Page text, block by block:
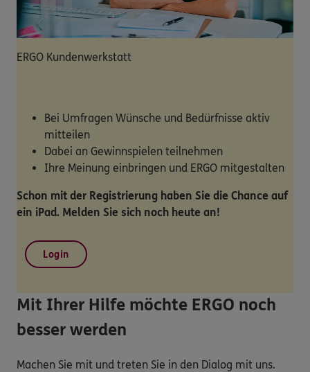
ERGO Kundenwerkstatt
Bei Umfragen Wünsche und Bedürfnisse aktiv
mitteilen
Dabei an Gewinnspielen teilnehmen
Ihre Meinung einbringen und ERGO mitgestalten
Schon mit der Registrierung haben Sie die Chance auf
ein iPad. Melden Sie sich noch heute an!
Login
Mit Ihrer Hilfe möchte ERGO noch
besser werden
Machen Sie mit und treten Sie in den Dialog mit uns.